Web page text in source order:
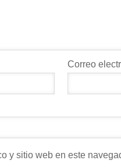
Correo
y sitio web en este